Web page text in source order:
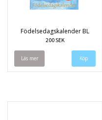
Födelsedagskalender BL
200 SEK
Läs mer